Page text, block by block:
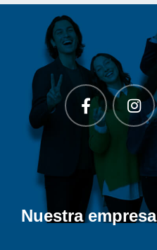
Nuestra empresa